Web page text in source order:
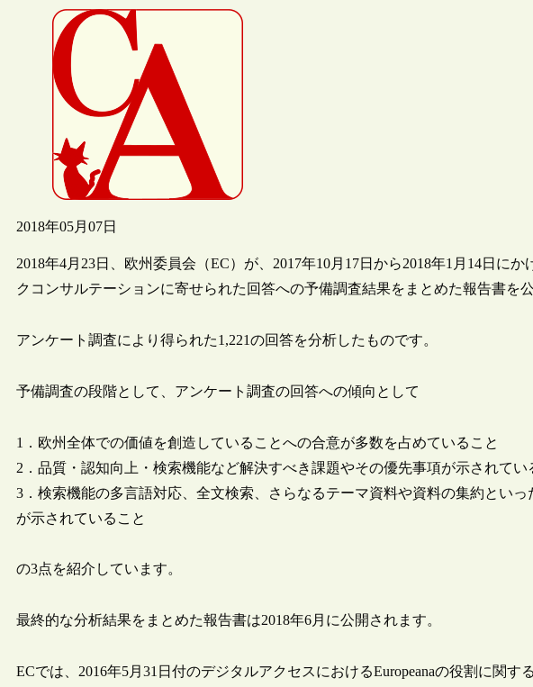
2018年05月07日
2018年4月23日、欧州委員会（EC）が、2017年10月17日から2018年1月14日に
クコンサルテーションに寄せられた回答への予備調査結果をまとめた報告書を公
アンケート調査により得られた1,221の回答を分析したものです。
予備調査の段階として、アンケート調査の回答への傾向として
1．欧州全体での価値を創造していることへの合意が多数を占めていること
2．品質・認知向上・検索機能など解決すべき課題やその優先事項が示されてい
3．検索機能の多言語対応、全文検索、さらなるテーマ資料や資料の集約とい
が示されていること
の3点を紹介しています。
最終的な分析結果をまとめた報告書は2018年6月に公開されます。
ECでは、2016年5月31日付のデジタルアクセスにおけるEuropeanaの役割に関す